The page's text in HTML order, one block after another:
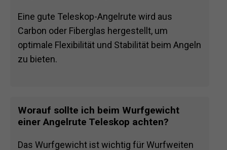
Eine gute Teleskop-Angelrute wird aus
Carbon oder Fiberglas hergestellt, um
optimale Flexibilität und Stabilität beim Angeln
zu bieten.
Worauf sollte ich beim Wurfgewicht
einer Angelrute Teleskop achten?
Das Wurfgewicht ist wichtig für Wurfweiten